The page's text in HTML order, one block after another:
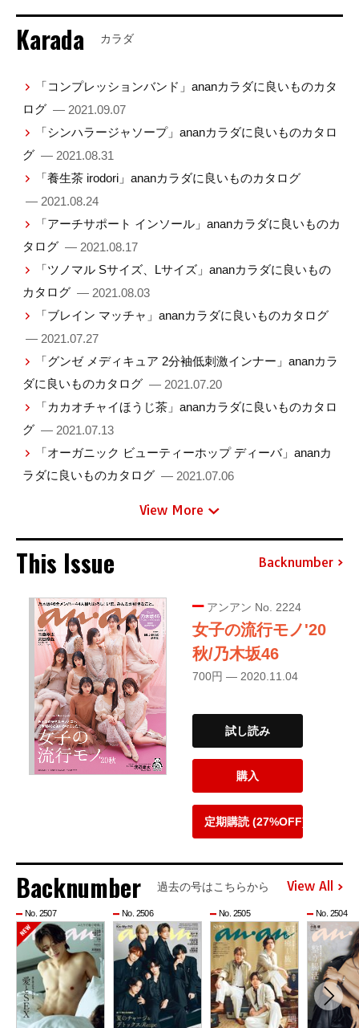
Karada カラダ
「コンプレッションバンド」ananカラダに良いものカタ
ログ — 2021.09.07
「シンハラージャソープ」ananカラダに良いものカタロ
グ — 2021.08.31
「養生茶 irodori」ananカラダに良いものカタログ
— 2021.08.24
「アーチサポート インソール」ananカラダに良いものカ
タログ — 2021.08.17
「ツノマル Sサイズ、Lサイズ」ananカラダに良いもの
カタログ — 2021.08.03
「ブレイン マッチャ」ananカラダに良いものカタログ
— 2021.07.27
「グンゼ メディキュア 2分袖低刺激インナー」ananカラ
ダに良いものカタログ — 2021.07.20
「カカオチャイほうじ茶」ananカラダに良いものカタロ
グ — 2021.07.13
「オーガニック ビューティーホップ ディーバ」ananカ
ラダに良いものカタログ — 2021.07.06
View More
This Issue Backnumber
アンアン No. 2224
女子の流行モノ'20
秋/乃木坂46
700円 — 2020.11.04
試し読み
購入
定期購読 (27%OFF)
Backnumber 過去の号はこちらから View All
No. 2507 No. 2506 No. 2505 No. 2504